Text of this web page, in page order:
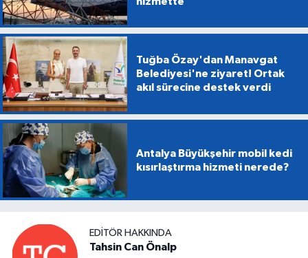
Tuğba Özay'dan Manavgat
Belediyesi'ne ziyaret! Ortak
akıl sürecine destek verdi
Antalya Büyükşehir mobil kedi
kısırlaştırma hizmeti nerede?
EDITÖR HAKKINDA
Tahsin Can Önalp